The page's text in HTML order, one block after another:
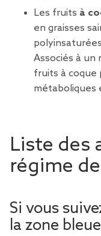
Les fruits à
en graisses
Associés à un
fruits à coque
métaboliques
Liste des
régime
Si vous
la zone